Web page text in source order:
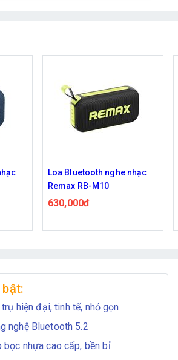
Loa Bluetooth nghe nhạc
BOROFONE BR32
450,000đ
hiện đại, tinh tế, nhỏ gọn
nghệ Bluetooth 5.2
bọc nhựa cao cấp, bền bỉ